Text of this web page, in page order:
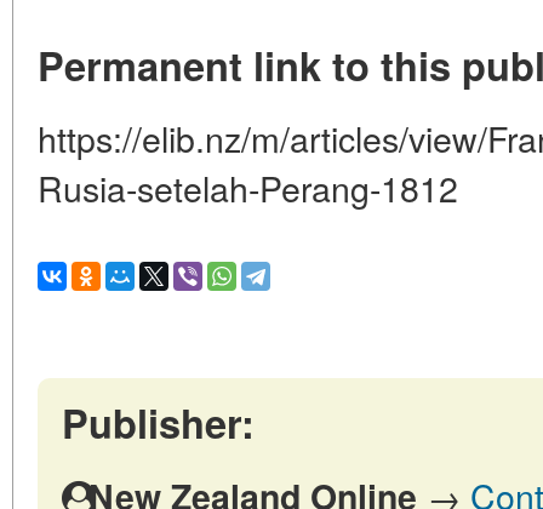
Permanent link to this
https://elib.nz/m/articles/view/
Rusia-setelah-Perang-1812
Publisher:
New Zealand Online →